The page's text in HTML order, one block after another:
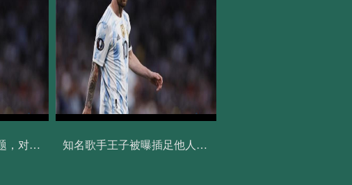
全面破解痔疮防治难题，对难言之隐撒say no 知名歌手王子被曝插足他人婚姻